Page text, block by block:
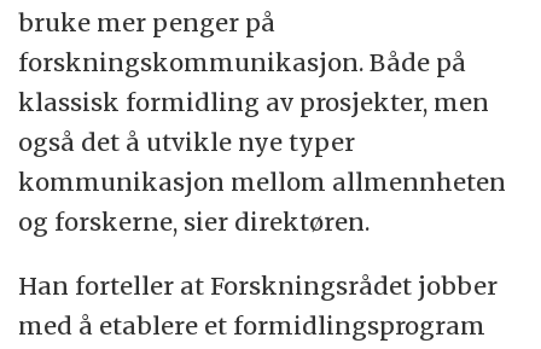
bruke mer penger på
forskningskommunikasjon. Både på
klassisk formidling av prosjekter, men
også det å utvikle nye typer
kommunikasjon mellom allmennheten
og forskerne, sier direktøren.
Han forteller at Forskningsrådet jobber
med å etablere et formidlingsprogram